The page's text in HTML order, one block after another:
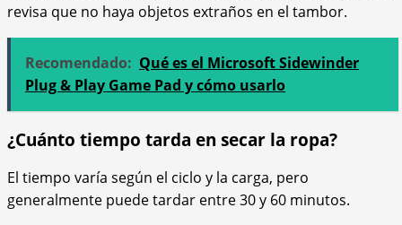
revisa que no haya objetos extraños en el tambor.
Recomendado: Qué es el Microsoft Sidewinder
Plug & Play Game Pad y cómo usarlo
¿Cuánto tiempo tarda en secar la ropa?
El tiempo varía según el ciclo y la carga, pero
generalmente puede tardar entre 30 y 60 minutos.